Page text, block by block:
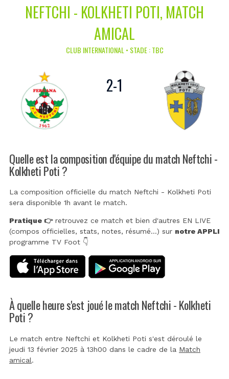
NEFTCHI - KOLKHETI POTI, MATCH
AMICAL
CLUB INTERNATIONAL • STADE : TBC
2-1
Quelle est la composition d'équipe du match Neftchi -
Kolkheti Poti ?
La composition officielle du match Neftchi - Kolkheti Poti
sera disponible 1h avant le match.
Pratique 👉retrouvez ce match et bien d'autres EN LIVE
(compos officielles, stats, notes, résumé...) sur notre APPLI
programme TV Foot 👇
À quelle heure s'est joué le match Neftchi - Kolkheti
Poti ?
Le match entre Neftchi et Kolkheti Poti s'est déroulé le
jeudi 13 février 2025 à 13h00 dans le cadre de la Match
amical.